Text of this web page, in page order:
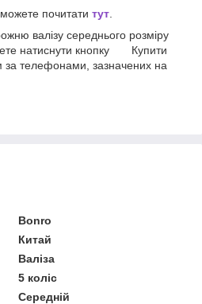
почитати тут
валізу середнього розміру
натиснути кнопку Купити
телефонами, зазначених на
Bonro
Китай
Валіза
5 коліс
Середній